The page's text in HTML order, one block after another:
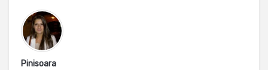
Pinisoara